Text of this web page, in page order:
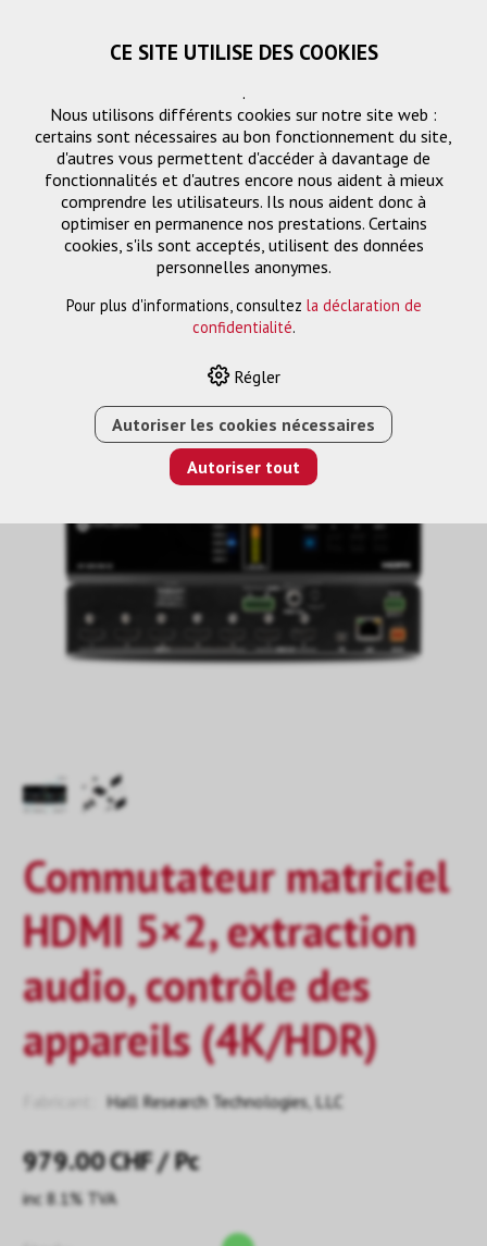
GESTION DES SIGNAUX
COMMUTATEUR MATRICIEL HDMI 5×2, EXTRACTION
AUDIO, CONTRÔLE DES APPAREILS (4K/HDR)
Commutateur matriciel
HDMI 5×2, extraction
audio, contrôle des
appareils (4K/HDR)
Hall Research Technologies, LLC
979.00CHF/ Pc
inc 8.1% TVA
CE SITE UTILISE DES COOKIES
.
Nous utilisons différents cookies sur notre site web :
certains sont nécessaires au bon fonctionnement du site,
d'autres vous permettent d'accéder à davantage de
fonctionnalités et d'autres encore nous aident à mieux
comprendre les utilisateurs. Ils nous aident donc à
optimiser en permanence nos prestations. Certains
cookies, s'ils sont acceptés, utilisent des données
personnelles anonymes.
Pour plus d'informations, consultez la déclaration de
confidentialité.
Régler
Autoriser les cookies nécessaires
Autoriser tout